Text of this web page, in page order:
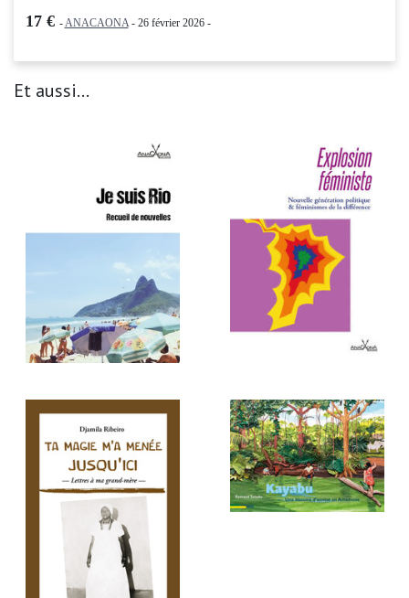
17 € - ANACAONA- 26 février 2026 -
Et aussi...